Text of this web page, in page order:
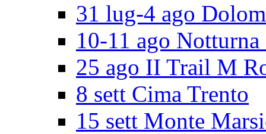
31 lug-4 ago
10-11 ago
25 ago II Trail M
8 sett Cima Trento
15 sett Monte